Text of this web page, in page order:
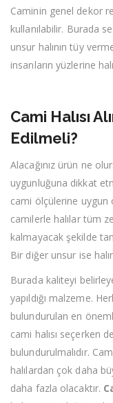
Caminin genel dekor
kullanılabilir. Burada
unsur halının tüy
insanların yüzlerine
Cami Halısı
Edilmeli?
Alacağınız ürün ne
uygunluğuna dikkat
cami ölçülerine uygun
camilerle halılar tüm
kalmayacak şekilde
Bir diğer unsur ise
Burada kaliteyi
yapıldığı malzeme.
bulundurulan en
cami halısı seçerken de
bulundurulmalıdır.
halılardan çok daha
daha fazla olacaktır.